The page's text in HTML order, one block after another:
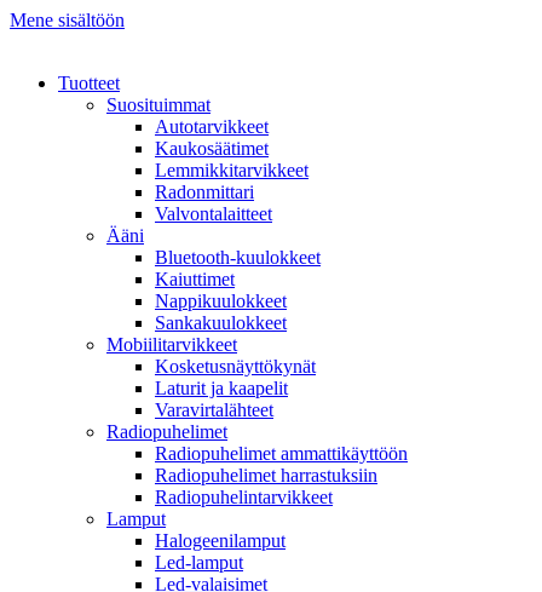
Mene sisältöön
Tuotteet
Suosituimmat
Autotarvikkeet
Kaukosäätimet
Lemmikkitarvikkeet
Radonmittari
Valvontalaitteet
Ääni
Bluetooth-kuulokkeet
Kaiuttimet
Nappikuulokkeet
Sankakuulokkeet
Mobiilitarvikkeet
Kosketusnäyttökynät
Laturit ja kaapelit
Varavirtalähteet
Radiopuhelimet
Radiopuhelimet ammattikäyttöön
Radiopuhelimet harrastuksiin
Radiopuhelintarvikkeet
Lamput
Halogeenilamput
Led-lamput
Led-valaisimet